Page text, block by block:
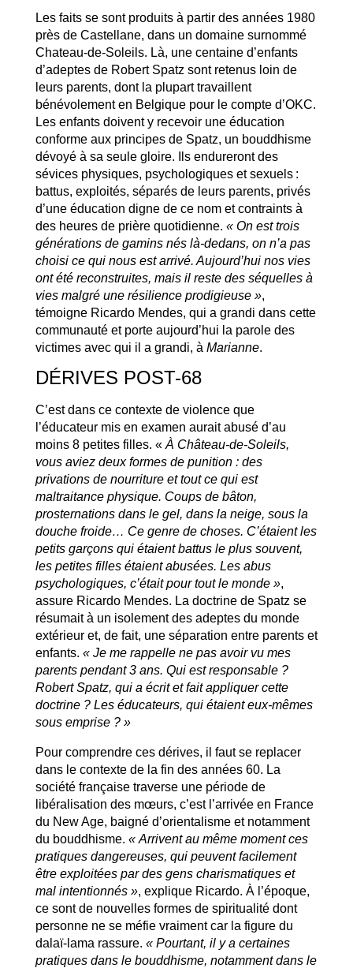
Les faits se sont produits à partir des années 1980
près de Castellane, dans un domaine surnommé
Chateau-de-Soleils. Là, une centaine d’enfants
d’adeptes de Robert Spatz sont retenus loin de
leurs parents, dont la plupart travaillent
bénévolement en Belgique pour le compte d’OKC.
Les enfants doivent y recevoir une éducation
conforme aux principes de Spatz, un bouddhisme
dévoyé à sa seule gloire. Ils endureront des
sévices physiques, psychologiques et sexuels :
battus, exploités, séparés de leurs parents, privés
d’une éducation digne de ce nom et contraints à
des heures de prière quotidienne. « On est trois
générations de gamins nés là-dedans, on n’a pas
choisi ce qui nous est arrivé. Aujourd’hui nos vies
ont été reconstruites, mais il reste des séquelles à
vies malgré une résilience prodigieuse »,
témoigne Ricardo Mendes, qui a grandi dans cette
communauté et porte aujourd’hui la parole des
victimes avec qui il a grandi, à Marianne.
DÉRIVES POST-68
C’est dans ce contexte de violence que
l’éducateur mis en examen aurait abusé d’au
moins 8 petites filles. «À Château-de-Soleils,
vous aviez deux formes de punition : des
privations de nourriture et tout ce qui est
maltraitance physique. Coups de bâton,
prosternations dans le gel, dans la neige, sous la
douche froide… Ce genre de choses. C’étaient les
petits garçons qui étaient battus le plus souvent,
les petites filles étaient abusées. Les abus
psychologiques, c’était pour tout le monde »,
assure Ricardo Mendes. La doctrine de Spatz se
résumait à un isolement des adeptes du monde
extérieur et, de fait, une séparation entre parents et
enfants. « Je me rappelle ne pas avoir vu mes
parents pendant 3 ans. Qui est responsable ?
Robert Spatz, qui a écrit et fait appliquer cette
doctrine ? Les éducateurs, qui étaient eux-mêmes
sous emprise ? »
Pour comprendre ces dérives, il faut se replacer
dans le contexte de la fin des années 60. La
société française traverse une période de
libéralisation des mœurs, c’est l’arrivée en France
du New Age, baigné d’orientalisme et notamment
du bouddhisme. « Arrivent au même moment ces
pratiques dangereuses, qui peuvent facilement
être exploitées par des gens charismatiques et
mal intentionnés », explique Ricardo. À l’époque,
ce sont de nouvelles formes de spiritualité dont
personne ne se méfie vraiment car la figure du
dalaï-lama rassure. « Pourtant, il y a certaines
pratiques dans le bouddhisme, notamment dans le